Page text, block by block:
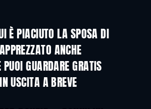
È PIACIUTO LA SPOSA DI
ANCHE
GUARDARE GRATIS
USCITA A BREVE